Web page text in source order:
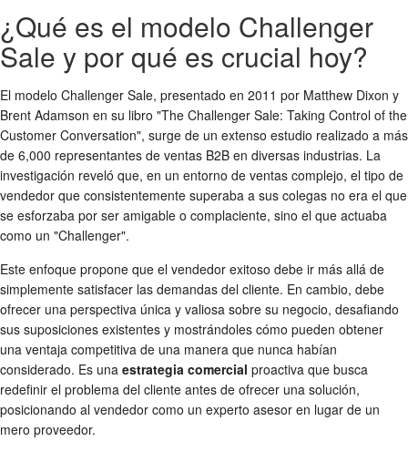
¿Qué es el modelo Challenger
Sale y por qué es crucial hoy?
El modelo Challenger Sale, presentado en 2011 por Matthew Dixon y
Brent Adamson en su libro "The Challenger Sale: Taking Control of the
Customer Conversation", surge de un extenso estudio realizado a más
de 6,000 representantes de ventas B2B en diversas industrias. La
investigación reveló que, en un entorno de ventas complejo, el tipo de
vendedor que consistentemente superaba a sus colegas no era el que
se esforzaba por ser amigable o complaciente, sino el que actuaba
como un "Challenger".
Este enfoque propone que el vendedor exitoso debe ir más allá de
simplemente satisfacer las demandas del cliente. En cambio, debe
ofrecer una perspectiva única y valiosa sobre su negocio, desafiando
sus suposiciones existentes y mostrándoles cómo pueden obtener
una ventaja competitiva de una manera que nunca habían
considerado. Es una estrategia comercial proactiva que busca
redefinir el problema del cliente antes de ofrecer una solución,
posicionando al vendedor como un experto asesor en lugar de un
mero proveedor.